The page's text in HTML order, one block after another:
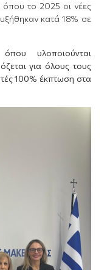
όπου το 2025 οι νέες
κατά 18% σε
υλοποιούνται
για όλους τους
100% έκπτωση στα